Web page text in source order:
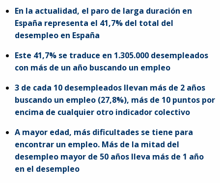
5980674
En la actualidad, el paro de larga duración en
España representa el 41,7% del total del
desempleo en España
Este 41,7% se traduce en 1.305.000 desempleados
con más de un año buscando un empleo
3 de cada 10 desempleados llevan más de 2 años
buscando un empleo (27,8%), más de 10 puntos por
encima de cualquier otro indicador colectivo
A mayor edad, más dificultades se tiene para
encontrar un empleo. Más de la mitad del
desempleo mayor de 50 años lleva más de 1 año
en el desempleo